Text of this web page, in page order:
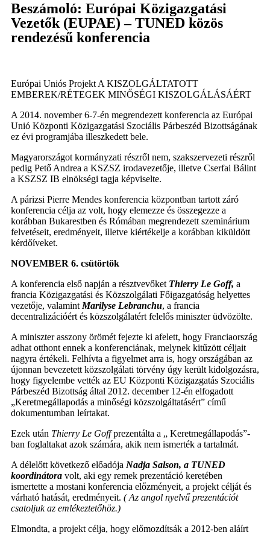
Beszámoló: Európai Közigazgatási
Vezetők (EUPAE) – TUNED közös
rendezésű konferencia
Európai Uniós Projekt A KISZOLGÁLTATOTT
EMBEREK/RÉTEGEK MINŐSÉGI KISZOLGÁLÁSÁÉRT
A 2014. november 6-7-én megrendezett konferencia az Európai
Unió Központi Közigazgatási Szociális Párbeszéd Bizottságának
ez évi programjába illeszkedett bele.
Magyarországot kormányzati részről nem, szakszervezeti részről
pedig Pető Andrea a KSZSZ irodavezetője, illetve Cserfai Bálint
a KSZSZ IB elnökségi tagja képviselte.
A párizsi Pierre Mendes konferencia központban tartott záró
konferencia célja az volt, hogy elemezze és összegezze a
korábban Bukarestben és Rómában megrendezett szeminárium
felvetéseit, eredményeit, illetve kiértékelje a korábban kiküldött
kérdőíveket.
NOVEMBER 6. csütörtök
A konferencia első napján a résztvevőket Thierry Le Goff, a
francia Közigazgatási és Közszolgálati Főigazgatóság helyettes
vezetője, valamint Marilyse Lebranchu, a francia
decentralizációért és közszolgálatért felelős miniszter üdvözölte.
A miniszter asszony örömét fejezte ki afelett, hogy Franciaország
adhat otthont ennek a konferenciának, melynek kitűzött céljait
nagyra értékeli. Felhívta a figyelmet arra is, hogy országában az
újonnan bevezetett közszolgálati törvény úgy került kidolgozásra,
hogy figyelembe vették az EU Központi Közigazgatás Szociális
Párbeszéd Bizottság által 2012. december 12-én elfogadott
„Keretmegállapodás a minőségi közszolgáltatásért” című
dokumentumban leírtakat.
Ezek után Thierry Le Goffprezentálta a „ Keretmegállapodás”-
ban foglaltakat azok számára, akik nem ismerték a tartalmát.
A délelőtt következő előadója Nadja Salson, a TUNED
koordinátora volt, aki egy remek prezentáció keretében
ismertette a mostani konferencia előzményeit, a projekt célját és
várható hatását, eredményeit. ( Az angol nyelvű prezentációt
csatoljuk az emlékeztetőhöz.)
Elmondta, a projekt célja, hogy előmozdítsák a 2012-ben aláírt